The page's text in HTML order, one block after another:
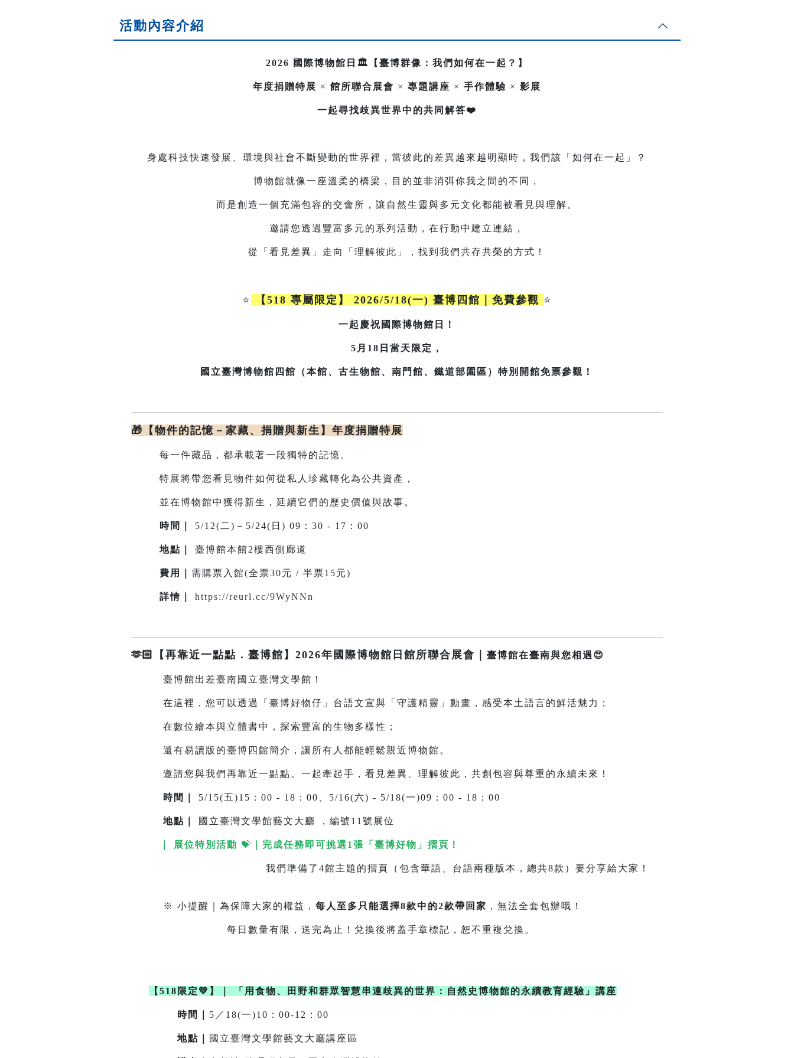
活動內容介紹
2026 國際博物館日🏛️【臺博群像：我們如何在一起？】
年度捐贈特展 × 館所聯合展會 × 專題講座 × 手作體驗 × 影展
一起尋找歧異世界中的共同解答❤️
身處科技快速發展、環境與社會不斷變動的世界裡，當彼此的差異越來越明顯時，我們該「如何在一起」？
博物館就像一座溫柔的橋梁，目的並非消弭你我之間的不同，
而是創造一個充滿包容的交會所，讓自然生靈與多元文化都能被看見與理解。
邀請您透過豐富多元的系列活動，在行動中建立連結，
從「看見差異」走向「理解彼此」，找到我們共存共榮的方式！
⭐ 【518 專屬限定】 2026/5/18(一) 臺博四館｜免費參觀 ⭐
一起慶祝國際博物館日！
5月18日當天限定，
國立臺灣博物館四館（本館、古生物館、南門館、鐵道部園區）特別開館免票參觀！
🎁【物件的記憶－家藏、捐贈與新生】年度捐贈特展
每一件藏品，都承載著一段獨特的記憶。
特展將帶您看見物件如何從私人珍藏轉化為公共資產，
並在博物館中獲得新生，延續它們的歷史價值與故事。
時間｜ 5/12(二)－5/24(日) 09：30 - 17：00
地點 臺博館本館2樓西側廊道
費用｜ 需購票入館(全票30元 / 半票15元)
詳情 https://reurl.cc/9WyNNn
🫶🏻【再靠近一點點．臺博館】2026年國際博物館日館所聯合展會｜ 臺博館在臺南與您相遇😍
臺博館出差臺南國立臺灣文學館！
在這裡，您可以透過「臺博好物仔」台語文宣與「守護精靈」動畫，感受本土語言的鮮活魅力；
在數位繪本與立體書中，探索豐富的生物多樣性；
還有易讀版的臺博四館簡介，讓所有人都能輕鬆親近博物館。
邀請您與我們再靠近一點點。一起牽起手，看見差異、理解彼此，共創包容與尊重的永續未來！
時間｜ 5/15(五)15：00 - 18：00、5/16(六) - 5/18(一)09：00 - 18：00
地點 國立臺灣文學館藝文大廳 ，編號11號展位
｜ 展位特別活動 💝 完成任務即可挑選1張「臺博好物」摺頁！
我們準備了4館主題的摺頁（包含華語、台語兩種版本，總共8款）要分享給大家！
※ 小提醒｜為保障大家的權益， 每人至多只能選擇8款中的2款帶回家 ，無法全套包辦哦！
每日數量有限，送完為止！兌換後將蓋手章標記，恕不重複兌換。
【518限定💚】 「用食物、田野和群眾智慧串連歧異的世界：自然史博物館的永續教育經驗」講座
時間｜ 5／18(一)10：00-12：00
地點｜ 國立臺灣文學館藝文大廳講座區